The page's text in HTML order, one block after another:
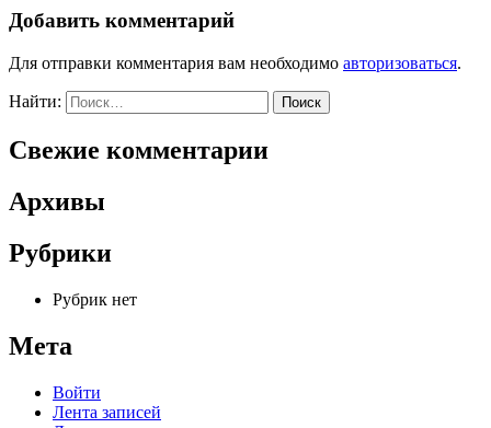
Добавить комментарий
Для отправки комментария вам необходимо авторизоваться.
Найти:
Свежие комментарии
Архивы
Рубрики
Рубрик нет
Мета
Войти
Лента записей